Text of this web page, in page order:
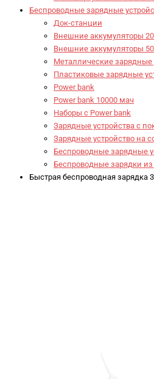
Беспроводные зарядные
Док-станции
Внешние аккумуляторы
Внешние аккумуляторы
Металлические зарядные
Пластиковые зарядные
Power bank
Power bank 10000 мач
Наборы с Power bank
Зарядные устройства с
Зарядные устройство на
Беспроводные зарядные
Беспроводные зарядки из
Быстрая беспроводная зарядка